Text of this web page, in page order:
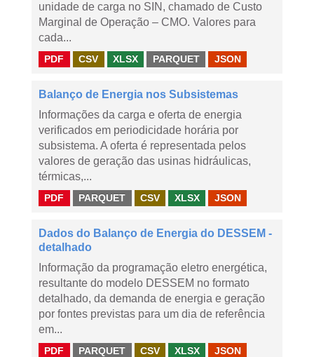
unidade de carga no SIN, chamado de Custo
Marginal de Operação – CMO. Valores para
cada...
PDF CSV XLSX PARQUET JSON
Balanço de Energia nos Subsistemas
Informações da carga e oferta de energia
verificados em periodicidade horária por
subsistema. A oferta é representada pelos
valores de geração das usinas hidráulicas,
térmicas,...
PDF PARQUET CSV XLSX JSON
Dados do Balanço de Energia do DESSEM -
detalhado
Informação da programação eletro energética,
resultante do modelo DESSEM no formato
detalhado, da demanda de energia e geração
por fontes previstas para um dia de referência
em...
PDF PARQUET CSV XLSX JSON